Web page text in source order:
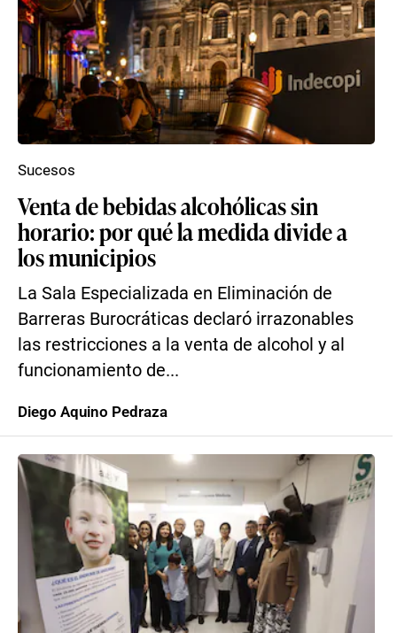
Venta de bebidas alcohólicas sin
horario: por qué la medida divide a
los municipios
La Sala Especializada en Eliminación de
Barreras Burocráticas declaró irrazonables
las restricciones a la venta de alcohol y al
funcionamiento de...
Sucesos
Diego Aquino Pedraza